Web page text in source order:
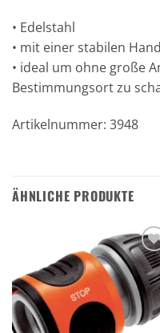
• Edelstahl
• mit einer stabilen
• ideal um ohne große
Bestimmungsort zu
Artikelnummer: 3948
ÄHNLICHE PRODUKTE
Zu den
Favoriten